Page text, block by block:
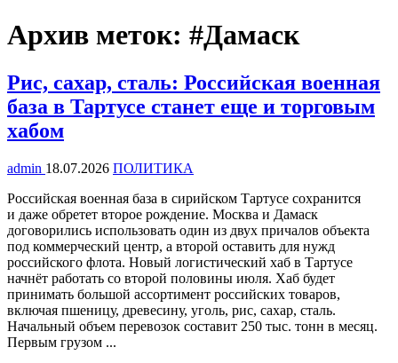
Архив меток: #Дамаск
Рис, сахар, сталь: Российская военная
база в Тартусе станет еще и торговым
хабом
admin 18.07.2026 ПОЛИТИКА
Российская военная база в сирийском Тартусе сохранится
и даже обретет второе рождение. Москва и Дамаск
договорились использовать один из двух причалов объекта
под коммерческий центр, а второй оставить для нужд
российского флота. Новый логистический хаб в Тартусе
начнёт работать со второй половины июля. Хаб будет
принимать большой ассортимент российских товаров,
включая пшеницу, древесину, уголь, рис, сахар, сталь.
Начальный объем перевозок составит 250 тыс. тонн в месяц.
Первым грузом ...